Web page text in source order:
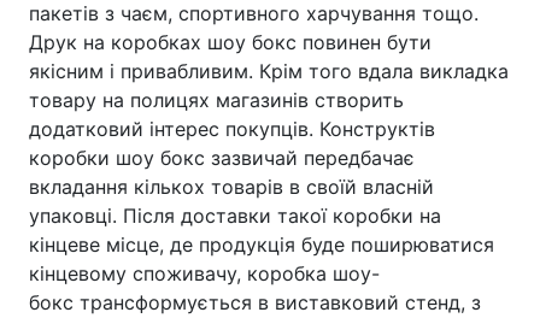
пакетів з чаєм, спортивного харчування тощо.
Друк на коробках шоу бокс повинен бути
якісним і привабливим. Крім того вдала викладка
товару на полицях магазинів створить
додатковий інтерес покупців. Конструктів
коробки шоу бокс зазвичай передбачає
вкладання кількох товарів в своїй власній
упаковці. Після доставки такої коробки на
кінцеве місце, де продукція буде поширюватися
кінцевому споживачу, коробка шоу-
бокс трансформується в виставковий стенд, з